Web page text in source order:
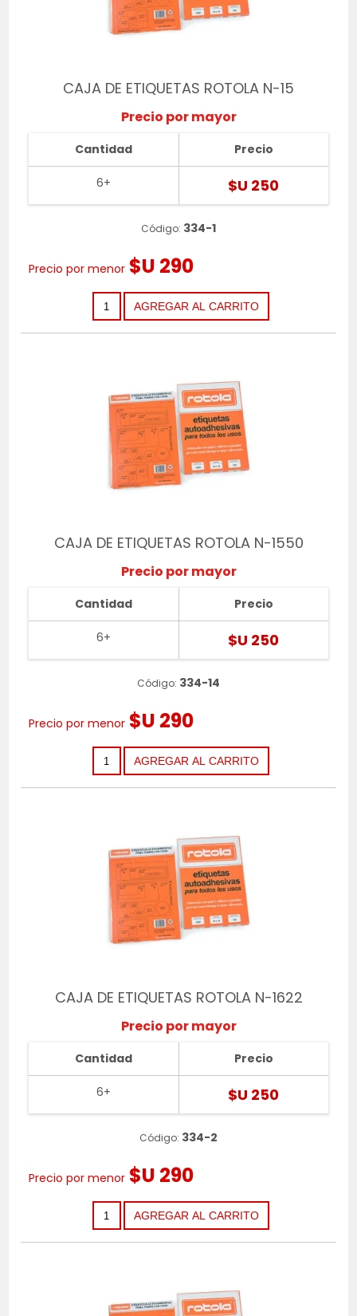
CAJA DE ETIQUETAS ROTOLA N-15
Precio por mayor
Cantidad
6+
Precio
$U 250
Código: 334-1
Precio por menor $U 290
CAJA DE ETIQUETAS ROTOLA N-1550
Precio por mayor
Cantidad
6+
Precio
$U 250
Código: 334-14
Precio por menor $U 290
CAJA DE ETIQUETAS ROTOLA N-1622
Precio por mayor
Cantidad
6+
Precio
$U 250
Código: 334-2
Precio por menor $U 290